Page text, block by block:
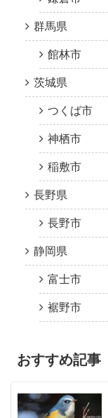
群馬県
館林市
茨城県
つくば市
神栖市
稲敷市
長野県
長野市
静岡県
富士市
裾野市
おすすめ記事